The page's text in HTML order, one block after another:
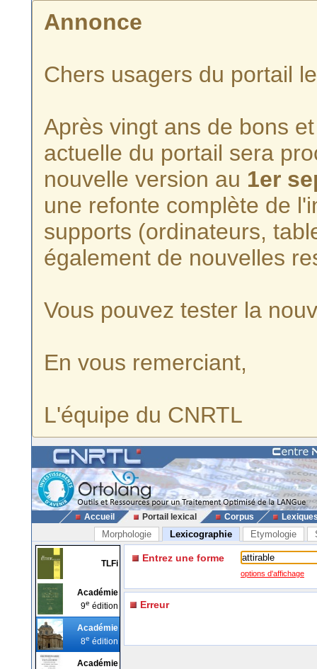
Annonce
Chers usagers du portail
Après vingt ans de bons
actuelle du portail sera
nouvelle version au 1er
une refonte complète de
supports (ordinateurs,
également de nouvelles
Vous pouvez tester la
En vous remerciant,
L'équipe du CNRTL
Accueil Portail lexical Corpus
Morphologie Lexicographie Etymologie
TLFi
Académie
9e édition
Académie
8e édition
Académie
Entrez une forme
options d'affichage
Erreur